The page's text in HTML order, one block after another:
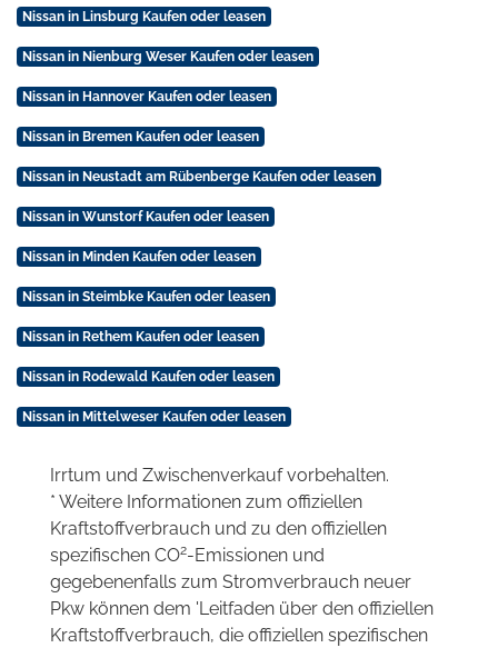
Nissan in Linsburg Kaufen oder leasen
Nissan in Nienburg Weser Kaufen oder leasen
Nissan in Hannover Kaufen oder leasen
Nissan in Bremen Kaufen oder leasen
Nissan in Neustadt am Rübenberge Kaufen oder leasen
Nissan in Wunstorf Kaufen oder leasen
Nissan in Minden Kaufen oder leasen
Nissan in Steimbke Kaufen oder leasen
Nissan in Rethem Kaufen oder leasen
Nissan in Rodewald Kaufen oder leasen
Nissan in Mittelweser Kaufen oder leasen
Irrtum und Zwischenverkauf vorbehalten.
* Weitere Informationen zum offiziellen
Kraftstoffverbrauch und zu den offiziellen
spezifischen CO2-Emissionen und
gegebenenfalls zum Stromverbrauch neuer
Pkw können dem 'Leitfaden über den offiziellen
Kraftstoffverbrauch, die offiziellen spezifischen